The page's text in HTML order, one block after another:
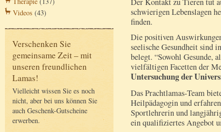
Videos (43)
Verschenken Sie
gemeinsame Zeit – mit
unseren freundlichen
Lamas!
Vielleicht wissen Sie es noch
nicht, aber bei uns können Sie
auch Geschenk-Gutscheine
erwerben.
schwierigen Lebenslagen
finden.
Die positiven
seelische Gesundheit sind
belegt. “Sowohl Gesunde,
vielfältigen Facetten der
Untersuchung der
Das Prachtlamas-Team
Heilpädagogin und
Sportlehrerin und
ein qualifiziertes Angebot